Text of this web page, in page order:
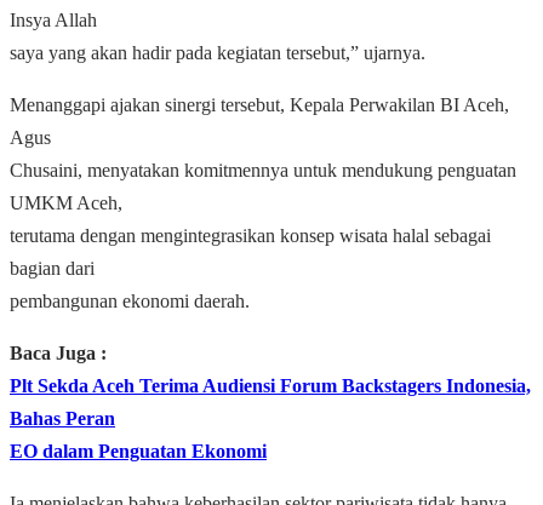
Insya Allah
saya yang akan hadir pada kegiatan tersebut,” ujarnya.
Menanggapi ajakan sinergi tersebut, Kepala Perwakilan BI Aceh,
Agus
Chusaini, menyatakan komitmennya untuk mendukung penguatan
UMKM Aceh,
terutama dengan mengintegrasikan konsep wisata halal sebagai
bagian dari
pembangunan ekonomi daerah.
Baca Juga :
Plt Sekda Aceh Terima Audiensi Forum Backstagers Indonesia,
Bahas Peran
EO dalam Penguatan Ekonomi